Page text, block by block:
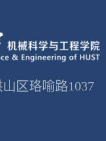
区珞喻路1037